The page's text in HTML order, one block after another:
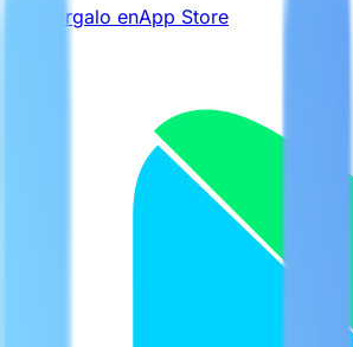
Descárgalo enApp Store